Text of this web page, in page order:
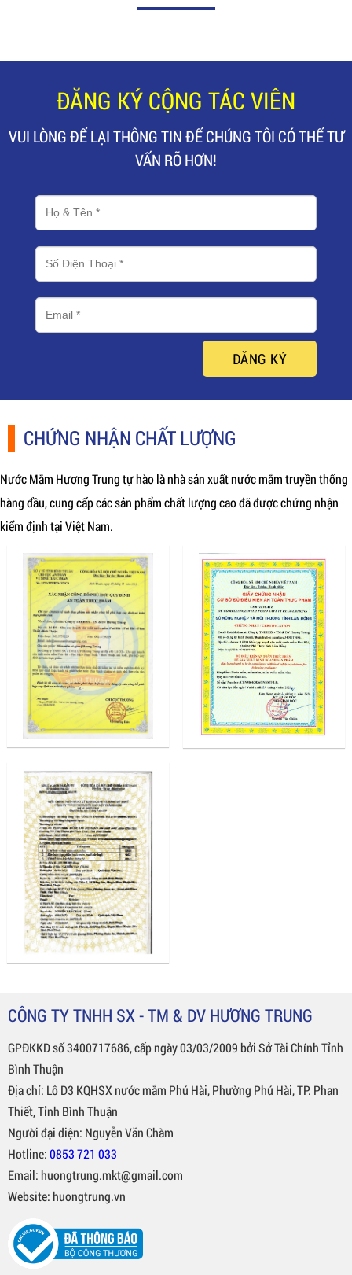
ĐĂNG KÝ CỘNG TÁC VIÊN
VUI LÒNG ĐỂ LẠI THÔNG TIN ĐỂ CHÚNG TÔI CÓ THỂ TƯ
VẤN RÕ HƠN!
ĐĂNG KÝ
CHỨNG NHẬN CHẤT LƯỢNG
Nước Mắm Hương Trung tự hào là nhà sản xuất nước mắm truyền thống
hàng đầu, cung cấp các sản phẩm chất lượng cao đã được chứng nhận
kiểm định tại Việt Nam.
CÔNG TY TNHH SX - TM & DV HƯƠNG TRUNG
GPĐKKD số 3400717686, cấp ngày 03/03/2009 bởi Sở Tài Chính Tỉnh
Bình Thuận
Địa chỉ: Lô D3 KQHSX nước mắm Phú Hài, Phường Phú Hài, TP. Phan
Thiết, Tỉnh Bình Thuận
Người đại diện: Nguyễn Văn Chàm
Hotline:0853 721 033
Email: huongtrung.mkt@gmail.com
Website: huongtrung.vn